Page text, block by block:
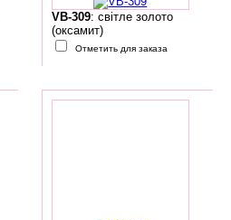
VB-309: світле золото
(оксамит)
Отметить для заказа